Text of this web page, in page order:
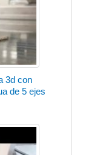
3d con
de 5 ejes